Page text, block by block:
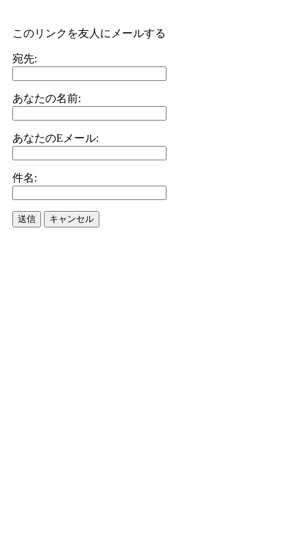
このリンクを友人にメールする
宛先:
あなたの名前:
あなたのEメール:
件名:
送信 キャンセル